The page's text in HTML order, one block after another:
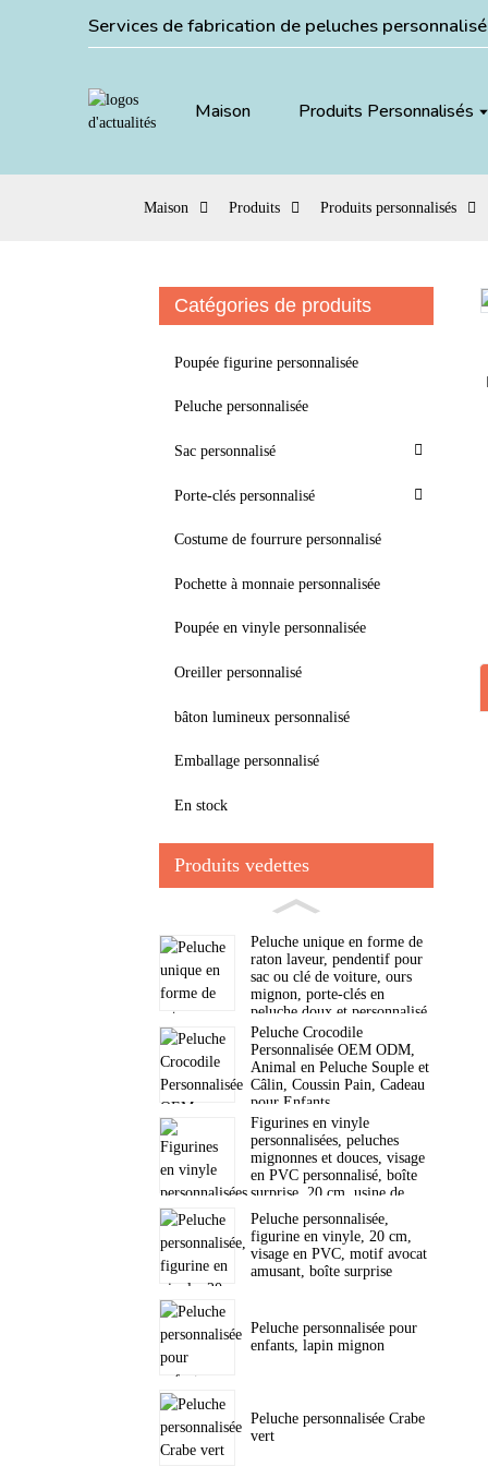
Services de fabrication de peluches
Maison Produits Personnalisés
Maison Produits Produits personnalisés
Catégories de produits
Poupée figurine personnalisée
Peluche personnalisée
Sac personnalisé
Porte-clés personnalisé
Costume de fourrure personnalisé
Pochette à monnaie personnalisée
Poupée en vinyle personnalisée
Oreiller personnalisé
bâton lumineux personnalisé
Emballage personnalisé
En stock
Produits vedettes
Peluche unique en forme de
raton laveur, pendentif pour
sac ou clé de voiture, ours
mignon, porte-clés en
peluche doux et personnalisé.
Peluche Crocodile
Personnalisée OEM ODM,
Animal en Peluche Souple et
Câlin, Coussin Pain, Cadeau
pour Enfants
Figurines en vinyle
personnalisées, peluches
mignonnes et douces, visage
en PVC personnalisé, boîte
surprise, 20 cm, usine de
jouets
Peluche personnalisée,
figurine en vinyle, 20 cm,
visage en PVC, motif avocat
amusant, boîte surprise
Peluche personnalisée pour
enfants, lapin mignon
Peluche personnalisée Crabe
vert
Loading...
Loading...